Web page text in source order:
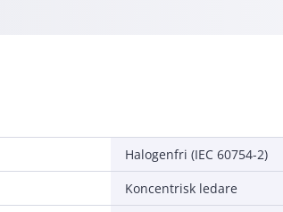
Halogenfri (IEC 60754-2)
Koncentrisk ledare